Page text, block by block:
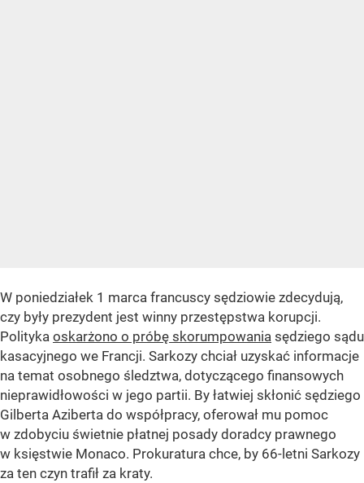
W poniedziałek 1 marca francuscy sędziowie zdecydują,
czy były prezydent jest winny przestępstwa korupcji.
Polityka oskarżono o próbę skorumpowania sędziego sądu
kasacyjnego we Francji. Sarkozy chciał uzyskać informacje
na temat osobnego śledztwa, dotyczącego finansowych
nieprawidłowości w jego partii. By łatwiej skłonić sędziego
Gilberta Aziberta do współpracy, oferował mu pomoc
w zdobyciu świetnie płatnej posady doradcy prawnego
w księstwie Monaco. Prokuratura chce, by 66-letni Sarkozy
za ten czyn trafił za kraty.